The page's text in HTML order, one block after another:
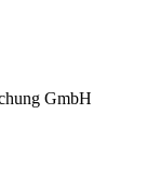
GmbH